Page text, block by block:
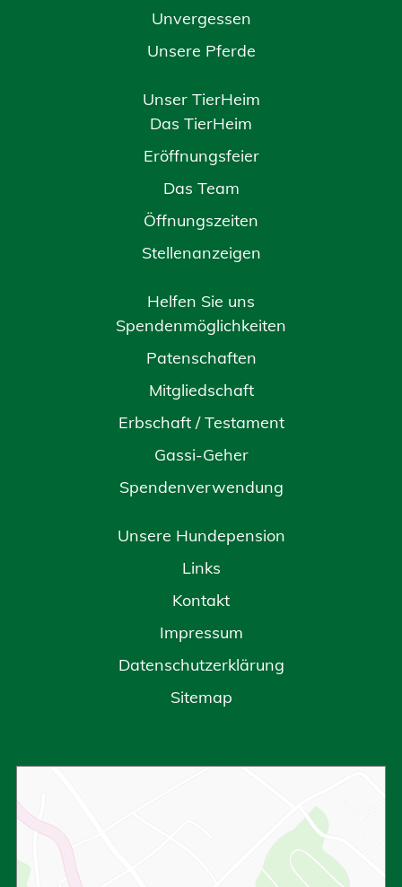
Unvergessen
Unsere Pferde
Unser TierHeim
Das TierHeim
Eröffnungsfeier
Das Team
Öffnungszeiten
Stellenanzeigen
Helfen Sie uns
Spendenmöglichkeiten
Patenschaften
Mitgliedschaft
Erbschaft / Testament
Gassi-Geher
Spendenverwendung
Unsere Hundepension
Links
Kontakt
Impressum
Datenschutzerklärung
Sitemap